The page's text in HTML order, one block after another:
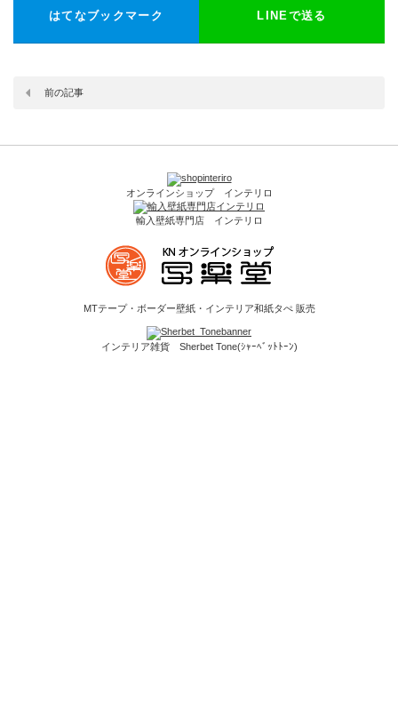
はてなブックマーク LINEで送る
前の記事
オンラインショップ インテリロ
輸入壁紙専門店 インテリロ
MTテープ・ボーダー壁紙・インテリア和紙タぺ 販売
インテリア雑貨 Sherbet Tone(ｼｬｰﾍﾞｯﾄﾄｰﾝ)